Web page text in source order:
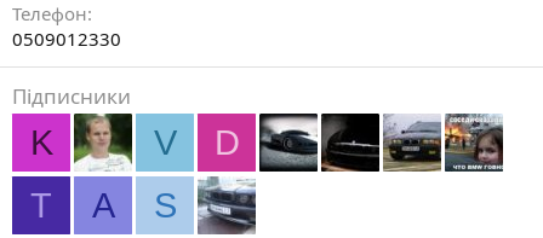
Телефон
0509012330
Підписники
K V
D
Т
A S